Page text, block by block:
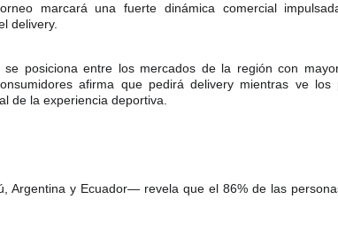
marcará una fuerte dinámica comercial
delivery.
posiciona entre los mercados de la región con
afirma que pedirá delivery mientras ve los
de la experiencia deportiva.
Argentina y Ecuador— revela que el 86% de las